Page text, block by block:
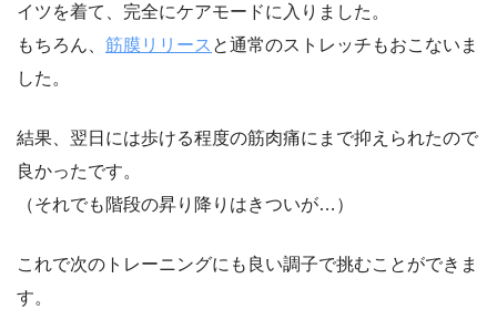
イツを着て、完全にケアモードに入りました。
もちろん、 筋膜リリース と通常のストレッチもおこないま
した。
結果、翌日には歩ける程度の筋肉痛にまで抑えられたので
良かったです。
（それでも階段の昇り降りはきついが…）
これで次のトレーニングにも良い調子で挑むことができま
す。